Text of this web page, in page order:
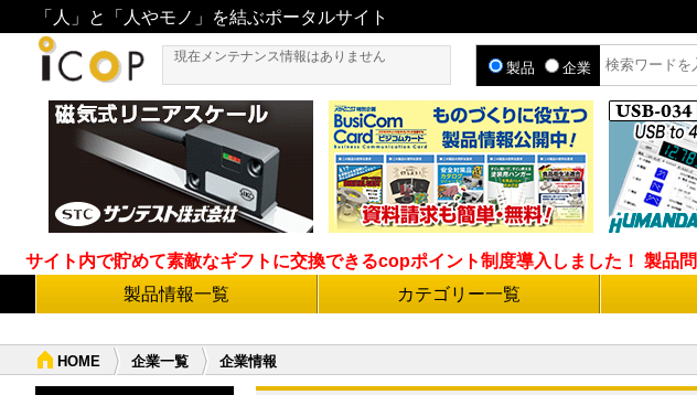
「人」と「人やモノ」を結ぶポータルサイト
現在メンテナンス情報はありません
製品 企業
サイト内で貯めて素敵なギフトに交換できるcopポイント制度導入しました！ 製
製品情報一覧
カテゴリー一覧
HOME 企業一覧 企業情報